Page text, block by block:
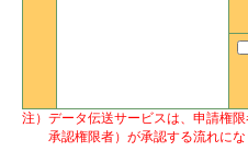
注） データ伝送サービスは、申請権
承認権限者）が承認する流れにな